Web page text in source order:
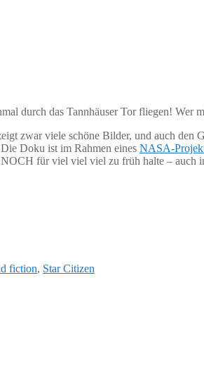
durch das Tannhäuser Tor fliegen!
zwar viele schöne Bilder, und auch den
Doku ist im Rahmen eines NASA-
für viel viel viel zu früh halte – auch
fiction, Star Citizen